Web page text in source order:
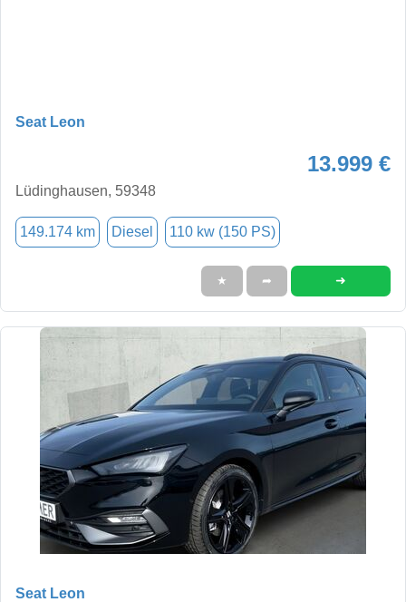
Seat Leon
13.999 €
Lüdinghausen, 59348
149.174 km Diesel 110 kw (150 PS)
★ ➦ ➜
Seat Leon